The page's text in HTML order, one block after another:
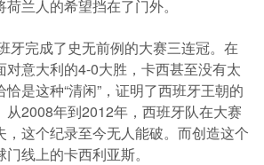
兰人的希望挡在了门外。
牙完成了史无前例的大赛三连冠。在
对意大利的4-0大胜，卡西甚至没有太
是这种“清闲”，证明了西班牙王朝的
从2008年到2012年，西班牙队在大赛
，这个纪录至今无人能破。而创造这个
线上的卡西利亚斯。